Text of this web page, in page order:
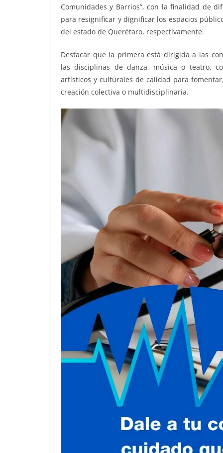
o
k
p er
Comunidades y Barrios”, con la finalidad de
para resignificar y dignificar los espacios
del estado de Querétaro, respectivamente.
Destacar que la primera está dirigida a las
las disciplinas de danza, música o teatro,
artísticos y culturales de calidad para
creación colectiva o multidisciplinaria.